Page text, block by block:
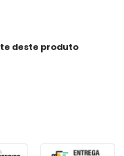
deste produto